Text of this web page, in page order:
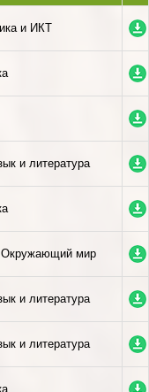
и ИКТ
и литература
Окружающий мир
и литература
и литература